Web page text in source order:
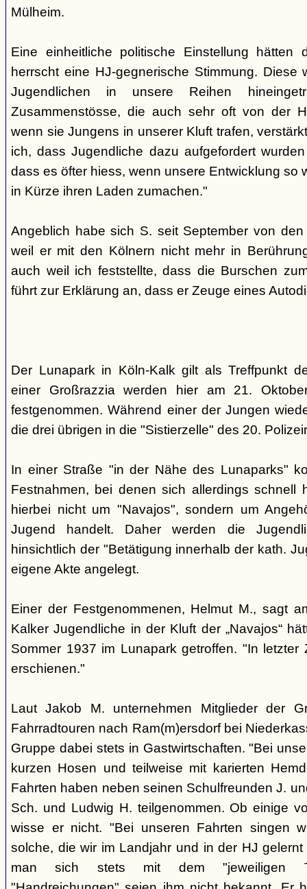
Mülheim.
Eine einheitliche politische Einstellung hätten
herrscht eine HJ-gegnerische Stimmung. Diese
Jugendlichen in unsere Reihen
Zusammenstösse, die auch sehr oft von der
wenn sie Jungens in unserer Kluft trafen,
ich, dass Jugendliche dazu aufgefordert
dass es öfter hiess, wenn unsere Entwicklung so
in Kürze ihren Laden zumachen."
Angeblich habe sich S. seit September von
weil er mit den Kölnern nicht mehr in
auch weil ich feststellte, dass die Burschen
führt zur Erklärung an, dass er Zeuge eines
Der Lunapark in Köln-Kalk gilt als Treffpunkt
einer Großrazzia werden hier am 21.
festgenommen. Während einer der Jungen
die drei übrigen in die "Sistierzelle" des 20.
In einer Straße "in der Nähe des Lunaparks"
Festnahmen, bei denen sich allerdings schnell
hierbei nicht um "Navajos", sondern um
Jugend handelt. Daher werden die
hinsichtlich der "Betätigung innerhalb der kath.
eigene Akte angelegt.
Einer der Festgenommenen, Helmut M., sagt
Kalker Jugendliche in der Kluft der „Navajos“
Sommer 1937 im Lunapark getroffen. "In
erschienen."
Laut Jakob M. unternehmen Mitglieder der
Fahrradtouren nach Ram(m)ersdorf bei
Gruppe dabei stets in Gastwirtschaften. "Bei
kurzen Hosen und teilweise mit karierten
Fahrten haben neben seinen Schulfreunden J.
Sch. und Ludwig H. teilgenommen. Ob einige
wisse er nicht. "Bei unseren Fahrten singen
solche, die wir im Landjahr und in der HJ
man sich stets mit dem "jeweiligen